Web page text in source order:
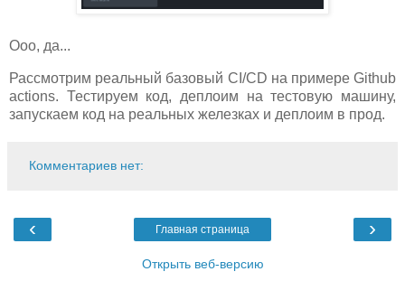
Ооо, да...
Рассмотрим реальный базовый CI/CD на примере Github
actions. Тестируем код, деплоим на тестовую машину,
запускаем код на реальных железках и деплоим в прод.
Комментариев нет:
‹ ›
Главная страница
Открыть веб-версию